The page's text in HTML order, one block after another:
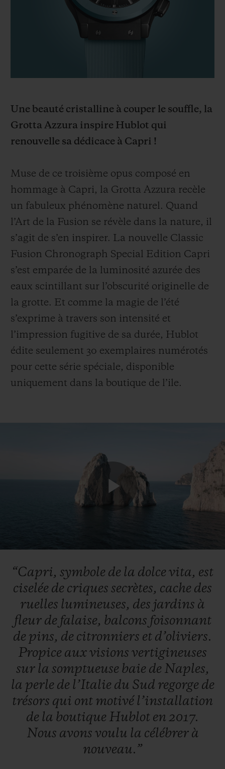
Une beauté cristalline à couper le souffle, la
Grotta Azzura inspire Hublot qui
renouvelle sa dédicace à Capri !
Muse de ce troisième opus composé en
hommage à Capri, la Grotta Azzura recèle
un fabuleux phénomène naturel. Quand
l’Art de la Fusion se révèle dans la nature, il
s’agit de s’en inspirer. La nouvelle Classic
Fusion Chronograph Special Edition Capri
s’est emparée de la luminosité azurée des
eaux scintillant sur l’obscurité originelle de
la grotte. Et comme la magie de l’été
s’exprime à travers son intensité et
l’impression fugitive de sa durée, Hublot
édite seulement 30 exemplaires numérotés
pour cette série spéciale, disponible
uniquement dans la boutique de l’ile.
Play
Video
“Capri, symbole de la dolce vita, est
ciselée de criques secrètes, cache des
ruelles lumineuses, des jardins à
fleur de falaise, balcons foisonnant
de pins, de citronniers et d’oliviers.
Propice auxvisions vertigineuses
sur la somptueuse baie de Naples,
la perle de l’Italie du Sud regorge de
trésors qui ont motivé l’installation
de la boutique Hublot en 2017.
Nous avons voulu la célébrer à
nouveau.”
SUMMER MULTI-
COLORED CERAMIC
BIG BANG
PEACH CERAMIC
DÉLAI DE LIVRAISON
LIVRAISON ET RETOURS GRATUITS
POCHETTE CADEAU
NOUS CONTACTER